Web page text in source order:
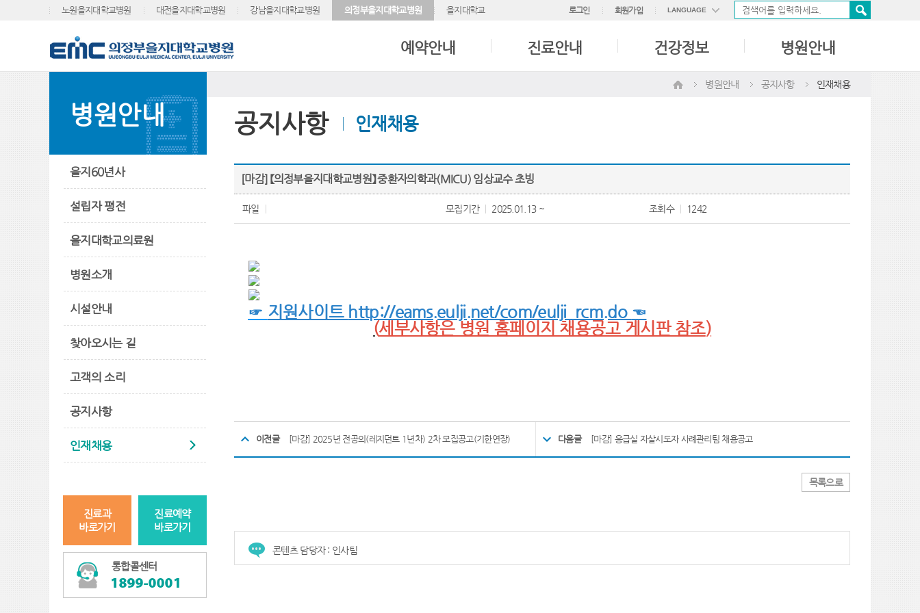
노원을지대학교병원 대전을지대학교병원 강남을지대학교병원 의정부을지대학교병원 을지대학교 로그인 회원가입 LANGUAGE
中國語
예약안내 진료안내 건강정보 병원안내
병원안내
을지60년사
설립자 평전
을지대학교의료원
병원소개
시설안내
찾아오시는 길
고객의 소리
공지사항
인재채용
진료과
바로가기
진료예약
바로가기
통합콜센터
병원안내 공지사항 인재채용
공지사항 인재채용
[마감] 【의정부을지대학교병원】 중환자의학과(MICU) 임상교수 초빙
파일 모집기간 2025.01.13 ~ 조회수 1242
☞ 지원사이트 http://eams.eulji.net/com/eulji_rcm.do ☜
(세부사항은 병원 홈페이지 채용공고 게시판 참조)
이전글 [마감] 2025년 전공의(레지던트 1년차) 2차 모집공고(기한연장) 다음글 [마감] 응급실 자살시도자 사례관리팀 채용공고
목록으로
콘텐츠 담당자 : 인사팀